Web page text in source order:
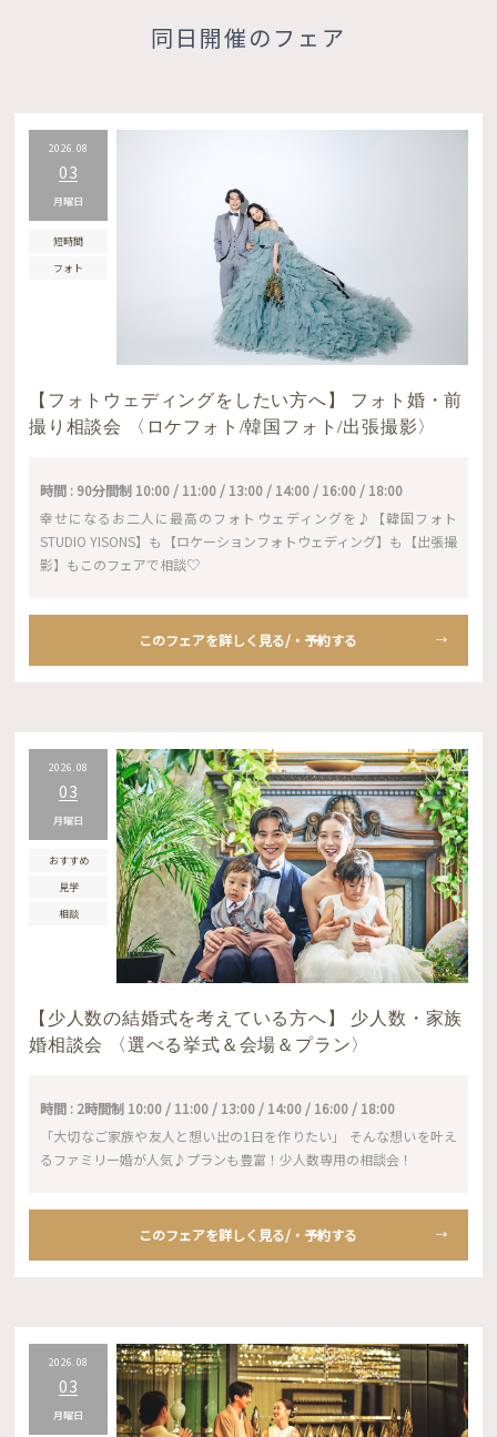
同日開催のフェア
2026.08
03
月曜日
短時間
フォト
【フォトウェディングをしたい方へ】 フォト婚・前
撮り相談会 〈ロケフォト/韓国フォト/出張撮影〉
時間 : 90分間制 10:00 / 11:00 / 13:00 / 14:00 / 16:00 / 18:00
幸せになるお二人に最高のフォトウェディングを♪【韓国フォト
STUDIO YISONS】も【ロケーションフォトウェディング】も【出張撮
影】もこのフェアで相談♡
このフェアを詳しく見る/・予約する
2026.08
03
月曜日
おすすめ
見学
相談
【少人数の結婚式を考えている方へ】 少人数・家族
婚相談会 〈選べる挙式＆会場＆プラン〉
時間 : 2時間制 10:00 / 11:00 / 13:00 / 14:00 / 16:00 / 18:00
「大切なご家族や友人と想い出の1日を作りたい」 そんな想いを叶え
るファミリー婚が人気♪プランも豊富！少人数専用の相談会！
このフェアを詳しく見る/・予約する
2026.08
03
月曜日